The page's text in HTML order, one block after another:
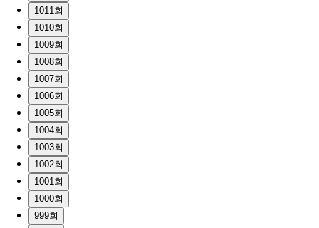
1011회
1010회
1009회
1008회
1007회
1006회
1005회
1004회
1003회
1002회
1001회
1000회
999회